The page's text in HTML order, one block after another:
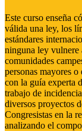
Este curso enseña
válida una ley, los
estándares
ninguna ley vulnere
comunidades
personas mayores
con la guía experta
trabajo de
diversos proyectos
Congresistas en la
analizando el